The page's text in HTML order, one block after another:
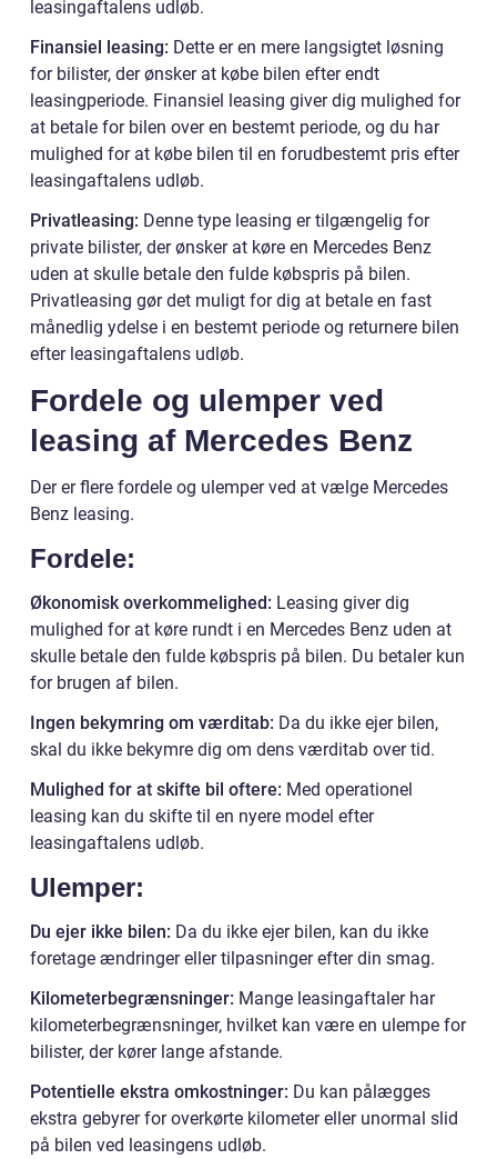
leasingaftalens udløb.
Finansiel leasing: Dette er en mere langsigtet løsning
for bilister, der ønsker at købe bilen efter endt
leasingperiode. Finansiel leasing giver dig mulighed for
at betale for bilen over en bestemt periode, og du har
mulighed for at købe bilen til en forudbestemt pris efter
leasingaftalens udløb.
Privatleasing: Denne type leasing er tilgængelig for
private bilister, der ønsker at køre en Mercedes Benz
uden at skulle betale den fulde købspris på bilen.
Privatleasing gør det muligt for dig at betale en fast
månedlig ydelse i en bestemt periode og returnere bilen
efter leasingaftalens udløb.
Fordele og ulemper ved
leasing af Mercedes Benz
Der er flere fordele og ulemper ved at vælge Mercedes
Benz leasing.
Fordele:
Økonomisk overkommelighed: Leasing giver dig
mulighed for at køre rundt i en Mercedes Benz uden at
skulle betale den fulde købspris på bilen. Du betaler kun
for brugen af bilen.
Ingen bekymring om værditab: Da du ikke ejer bilen,
skal du ikke bekymre dig om dens værditab over tid.
Mulighed for at skifte bil oftere: Med operationel
leasing kan du skifte til en nyere model efter
leasingaftalens udløb.
Ulemper:
Du ejer ikke bilen: Da du ikke ejer bilen, kan du ikke
foretage ændringer eller tilpasninger efter din smag.
Kilometerbegrænsninger: Mange leasingaftaler har
kilometerbegrænsninger, hvilket kan være en ulempe for
bilister, der kører lange afstande.
Potentielle ekstra omkostninger: Du kan pålægges
ekstra gebyrer for overkørte kilometer eller unormal slid
på bilen ved leasingens udløb.